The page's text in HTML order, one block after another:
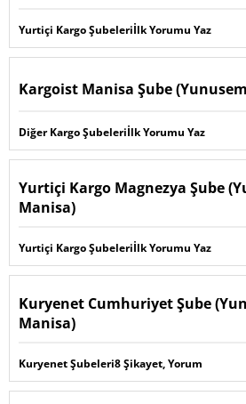
Yurtiçi Kargo Şubeleriİlk Yorumu Yaz
Kargoist Manisa Şube
Diğer Kargo Şubeleriİlk Yorumu Yaz
Yurtiçi Kargo Magnezya Şube
Manisa)
Yurtiçi Kargo Şubeleriİlk Yorumu Yaz
Kuryenet Cumhuriyet Şube
Manisa)
Kuryenet Şubeleri8 Şikayet, Yorum